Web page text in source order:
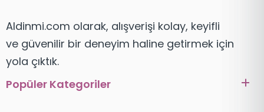
Aldinmi.com olarak, alışverişi kolay, keyifli
ve güvenilir bir deneyim haline getirmek için
yola çıktık.
Popüler Kategoriler